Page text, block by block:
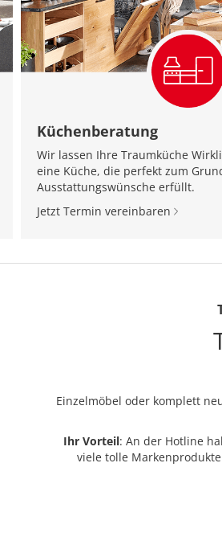
Küchenberatung
Wir lassen Ihre Traumküche
eine Küche, die perfekt zum
Ausstattungswünsche erfüllt.
Jetzt Termin vereinbaren
Einzelmöbel oder komplett
Ihr Vorteil: An der Hotline
viele tolle